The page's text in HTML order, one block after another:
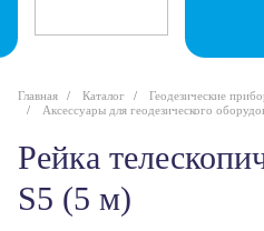
Главная Каталог
Геодезические
Аксессуары для геодезического
Рейка телескопическая AMO
S5 (5 м)